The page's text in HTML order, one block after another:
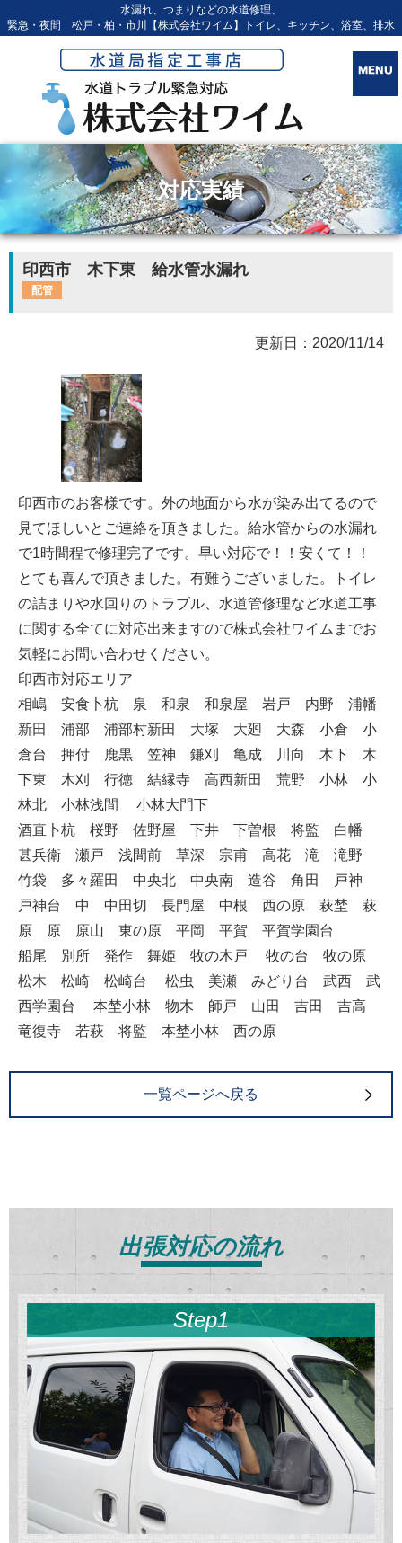
水漏れ、つまりなどの水道修理、
緊急・夜間 松戸・柏・市川【株式会社ワイム】トイレ、キッチン、浴室、排水
対応実績
印西市 木下東 給水管水漏れ
配管
更新日：2020/11/14
印西市のお客様です。外の地面から水が染み出てるので
見てほしいとご連絡を頂きました。給水管からの水漏れ
で1時間程で修理完了です。早い対応で！！安くて！！
とても喜んで頂きました。有難うございました。トイレ
の詰まりや水回りのトラブル、水道管修理など水道工事
に関する全てに対応出来ますので株式会社ワイムまでお
気軽にお問い合わせください。
印西市対応エリア
相嶋 安食卜杭 泉 和泉 和泉屋 岩戸 内野 浦幡
新田 浦部 浦部村新田 大塚 大廻 大森 小倉 小
倉台 押付 鹿黒 笠神 鎌刈 亀成 川向 木下 木
下東 木刈 行徳 結縁寺 高西新田 荒野 小林 小
林北 小林浅間 小林大門下
酒直卜杭 桜野 佐野屋 下井 下曽根 将監 白幡
甚兵衛 瀬戸 浅間前 草深 宗甫 高花 滝 滝野
竹袋 多々羅田 中央北 中央南 造谷 角田 戸神
戸神台 中 中田切 長門屋 中根 西の原 萩埜 萩
原 原 原山 東の原 平岡 平賀 平賀学園台
船尾 別所 発作 舞姫 牧の木戸 牧の台 牧の原
松木 松崎 松崎台 松虫 美瀬 みどり台 武西 武
西学園台 本埜小林 物木 師戸 山田 吉田 吉高
竜復寺 若萩 将監 本埜小林 西の原
一覧ページへ戻る
出張対応の流れ
Step1